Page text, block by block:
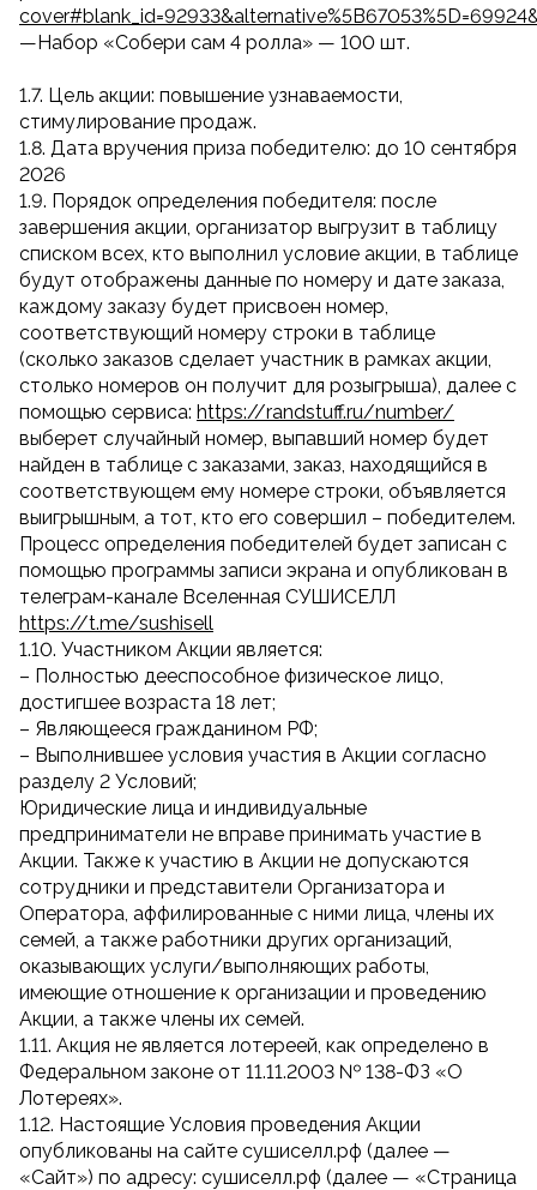
—Набор «Собери сам 4 ролла» — 100 шт.
1.7. Цель акции: повышение узнаваемости,
стимулирование продаж.
1.8. Дата вручения приза победителю: до 10 сентября
2026
1.9. Порядок определения победителя: после
завершения акции, организатор выгрузит в таблицу
списком всех, кто выполнил условие акции, в таблице
будут отображены данные по номеру и дате заказа,
каждому заказу будет присвоен номер,
соответствующий номеру строки в таблице
(сколько заказов сделает участник в рамках акции,
столько номеров он получит для розыгрыша), далее с
помощью сервиса: https://randstuff.ru/number/
выберет случайный номер, выпавший номер будет
найден в таблице с заказами, заказ, находящийся в
соответствующем ему номере строки, объявляется
выигрышным, а тот, кто его совершил – победителем.
Процесс определения победителей будет записан с
помощью программы записи экрана и опубликован в
телеграм-канале Вселенная СУШИСЕЛЛ
https://t.me/sushisell
1.10. Участником Акции является:
– Полностью дееспособное физическое лицо,
достигшее возраста 18 лет;
– Являющееся гражданином РФ;
– Выполнившее условия участия в Акции согласно
разделу 2 Условий;
Юридические лица и индивидуальные
предприниматели не вправе принимать участие в
Акции. Также к участию в Акции не допускаются
сотрудники и представители Организатора и
Оператора, аффилированные с ними лица, члены их
семей, а также работники других организаций,
оказывающих услуги/выполняющих работы,
имеющие отношение к организации и проведению
Акции, а также члены их семей.
1.11. Акция не является лотереей, как определено в
Федеральном законе от 11.11.2003 № 138-ФЗ «О
Лотереях».
1.12. Настоящие Условия проведения Акции
опубликованы на сайте сушиселл.рф (далее —
«Сайт») по адресу: сушиселл.рф (далее — «Страница